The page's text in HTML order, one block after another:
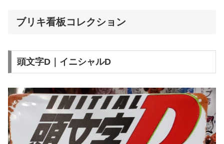
ブリキ看板コレクション
頭文字D｜イニシャルD